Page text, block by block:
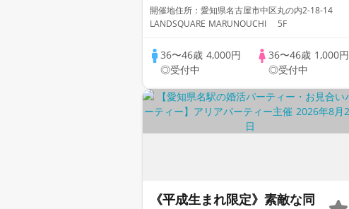
開催地住所：愛知県名古屋市中区丸の内2-18-14
LANDSQUARE MARUNOUCHI 5F
36〜46歳 4,000円
◎受付中
36〜46歳 1,000円
◎受付中
《平成生まれ限定》素敵な同